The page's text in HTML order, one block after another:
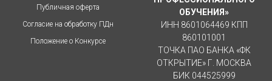
Публичная оферта
Согласие на обработку ПДн
Положение о Конкурсе
ОБУЧЕНИЯ»
ИНН 8601064469 КПП
860101001
ТОЧКА ПАО БАНКА «ФК
ОТКРЫТИЕ» Г. МОСКВА
БИК 044525999